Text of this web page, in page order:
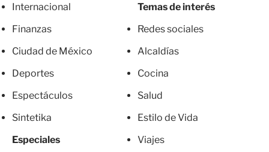
Internacional
Finanzas
Ciudad de México
Deportes
Espectáculos
Sintetika
Especiales
Temas de interés
Redes sociales
Alcaldías
Cocina
Salud
Estilo de Vida
Viajes